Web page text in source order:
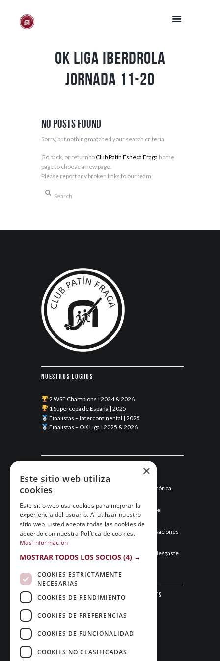
Ok Liga Iberdrola
Jornada 11-20
No posts found
Sorry, but nothing matched your search criteria.
Go back, or return toClub Patín Esneca Fraga home
page to choose a new page.
Please report any broken links to our team.
Nuestros logros
2 WSE Champions | 2024 & 2026
1 Supercopa de España | 2025
Finalistas – Intercontinental | 2025
Finalistas – OK Liga | 2025 & 2026
Esneca Fraga junio 2026: una temporada histórica
Mayo de 2026: el mes que hizo historia para el
Esneca Fraga
Abril de 2026: el Esneca Fraga recupera sensaciones
y asegura el segundo puesto
Marzo de 2026: el Esneca Fraga gestiona el desgaste
y sigue en la pelea por todo
Sigue al Club Patín Fraga en las redes
×
Este sitio web utiliza
cookies
Este sitio web usa cookies para mejorar la
experiencia del usuario. Al utilizar nuestro
sitio web, usted acepta todas las cookies de
acuerdo con nuestra Política de cookies.
Más información
MOSTRAR TODOS LOS SOCIOS (4) →
COOKIES ESTRICTAMENTE
NECESARIAS
COOKIES DE RENDIMIENTO
COOKIES DE PREFERENCIAS
COOKIES DE FUNCIONALIDAD
COOKIES NO CLASIFICADAS